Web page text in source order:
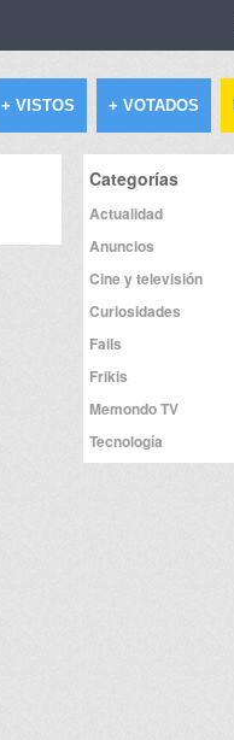
+ VISTOS + VOTADOS
Categorías
Actualidad
Anuncios
Cine y televisión
Curiosidades
Fails
Frikis
Memondo TV
Tecnología